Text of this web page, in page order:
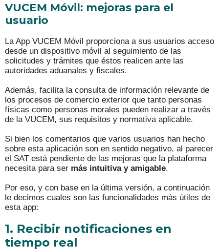
VUCEM Móvil: mejoras para el
usuario
La App VUCEM Móvil proporciona a sus usuarios acceso
desde un dispositivo móvil al seguimiento de las
solicitudes y trámites que éstos realicen ante las
autoridades aduanales y fiscales.
Además, facilita la consulta de información relevante de
los procesos de comercio exterior que tanto personas
físicas como personas morales pueden realizar a través
de la VUCEM, sus requisitos y normativa aplicable.
Si bien los comentarios que varios usuarios han hecho
sobre esta aplicación son en sentido negativo, al parecer
el SAT está pendiente de las mejoras que la plataforma
necesita para ser más intuitiva y amigable.
Por eso, y con base en la última versión, a continuación
le decimos cuales son las funcionalidades más útiles de
esta app:
1. Recibir notificaciones en
tiempo real